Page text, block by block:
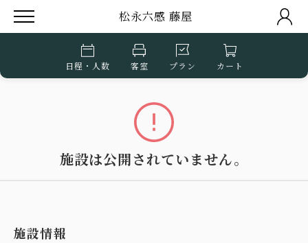
松永六感 藤屋
日程・人数 客室 プラン カート
施設は公開されていません。
施設情報